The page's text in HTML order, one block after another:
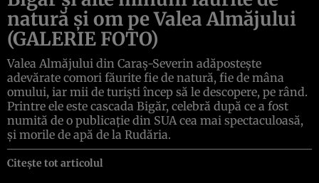
natură şi om pe Valea Almăjului
(GALERIE FOTO)
Valea Almăjului din Caraş-Severin adăposteşte
adevărate comori făurite fie de natură, fie de mâna
omului, iar mii de turişti încep să le descopere, pe rând.
Printre ele este cascada Bigăr, celebră după ce a fost
numită de o publicaţie din SUA cea mai spectaculoasă,
şi morile de apă de la Rudăria.
Citește tot articolul